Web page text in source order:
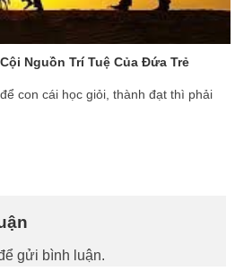
Nguồn Trí Tuệ Của Đứa Trẻ
con cái học giỏi, thành đạt thì phải
gửi bình luận.